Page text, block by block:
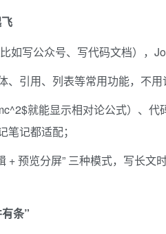
如写公众号、写代码文档），
引用、列表等常用功能，不用
就能显示相对论公式）、
记都适配；
+ 预览分屏” 三种模式，写长
条”